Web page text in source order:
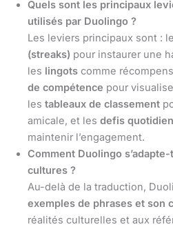
Quels sont les principaux
utilisés par Duolingo ?
Les leviers principaux sont :
(streaks) pour instaurer une
les lingots comme
de compétence pour
les tableaux de classement
amicale, et les defis
maintenir l’engagement.
Comment Duolingo
cultures ?
Au-delà de la traduction,
exemples de phrases et son
réalités culturelles et aux